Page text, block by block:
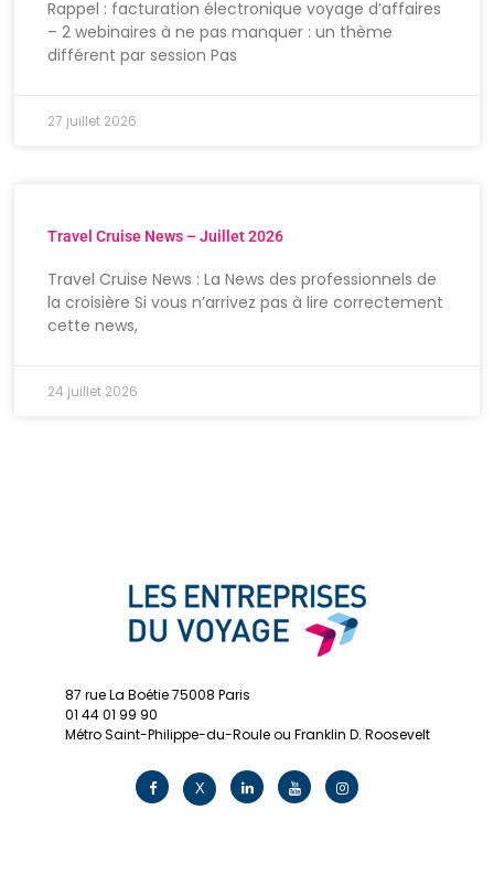
Rappel : facturation électronique voyage d’affaires
– 2 webinaires à ne pas manquer : un thème
différent par session Pas
27 juillet 2026
Travel Cruise News – Juillet 2026
Travel Cruise News : La News des professionnels de
la croisière Si vous n’arrivez pas à lire correctement
cette news,
24 juillet 2026
87 rue La Boétie 75008 Paris
01 44 01 99 90
Métro Saint-Philippe-du-Roule ou Franklin D. Roosevelt
X